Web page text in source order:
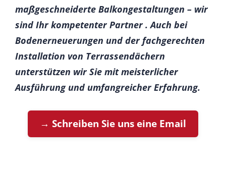
maßgeschneiderte Balkongestaltungen – wir
sind Ihr kompetenter Partner . Auch bei
Bodenerneuerungen und der fachgerechten
Installation von Terrassendächern
unterstützen wir Sie mit meisterlicher
Ausführung und umfangreicher Erfahrung.
→ Schreiben Sie uns eine Email